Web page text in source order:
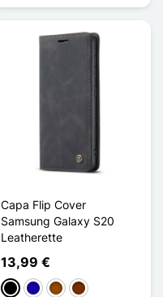
Capa Flip Cover
Samsung Galaxy S20
Leatherette
13,99 €
PretoAzul Escuro
Castanho
Café